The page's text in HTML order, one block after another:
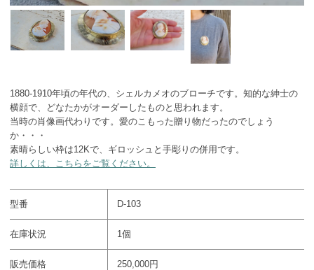
1880-1910年頃の年代の、シェルカメオのブローチです。知的な紳士の
横顔で、どなたかがオーダーしたものと思われます。
当時の肖像画代わりです。愛のこもった贈り物だったのでしょう
か・・・
素晴らしい枠は12Kで、ギロッシュと手彫りの併用です。
詳しくは、こちらをご覧ください。
型番 D-103
在庫状況 1個
販売価格 250,000円